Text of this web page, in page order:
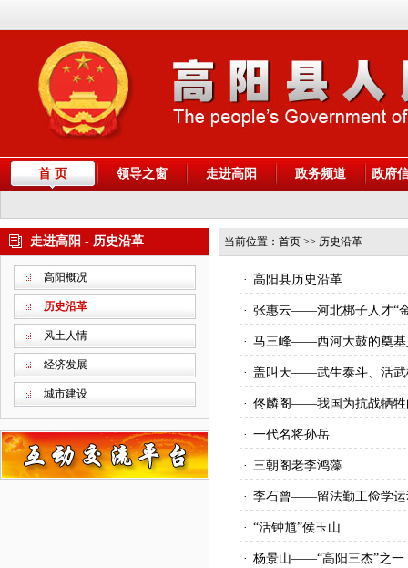
首 页 领导之窗 走进高阳 政务频道 政府
走进高阳 - 历史沿革
高阳概况
历史沿革
风土人情
经济发展
城市建设
当前位置： 首页 >> 历史沿革
· 高阳县历史沿革
· 张惠云——河北梆子人才“
· 马三峰——西河大鼓的奠基
· 盖叫天——武生泰斗、活武
· 佟麟阁——我国为抗战牺牲
· 一代名将孙岳
· 三朝阁老李鸿藻
· 李石曾——留法勤工俭学运
· “活钟馗”侯玉山
· 杨景山——“高阳三杰”之一